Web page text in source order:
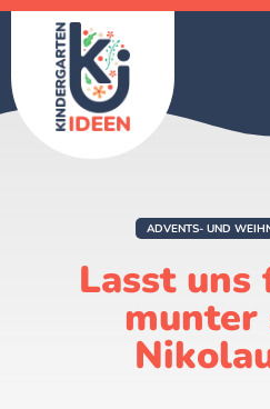
ADVENTS- UND
Lasst uns
munter